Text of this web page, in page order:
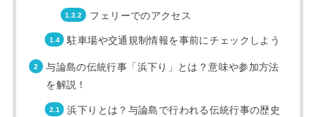
フェリーでのアクセス
駐車場や交通規制情報を事前にチェックしよう
与論島の伝統行事「浜下り」とは？意味や参加方法
を解説！
浜下りとは？与論島で行われる伝統行事の歴史